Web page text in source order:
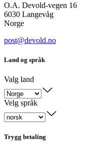
O.A. Devold-vegen 16
6030 Langevåg
Norge
post@devold.no
Land og språk
Valg land
Velg språk
Trygg betaling